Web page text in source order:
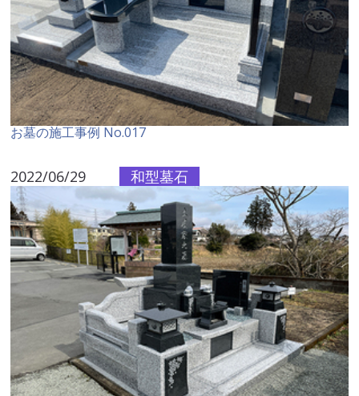
お墓の施工事例 No.017
2022/06/29 和型墓石